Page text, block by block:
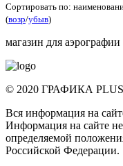
Сортировать по:
(возр/убыв)
магазин для аэрографии
© 2020 ГРАФИКА PLUS
Вся информация на
Информация на сайте
определяемой
Российской Федерации.